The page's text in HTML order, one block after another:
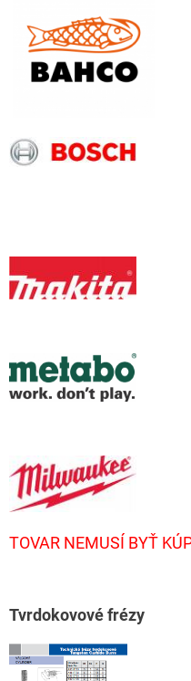
TOVAR NEMUSÍ BYŤ
Tvrdokovové frézy